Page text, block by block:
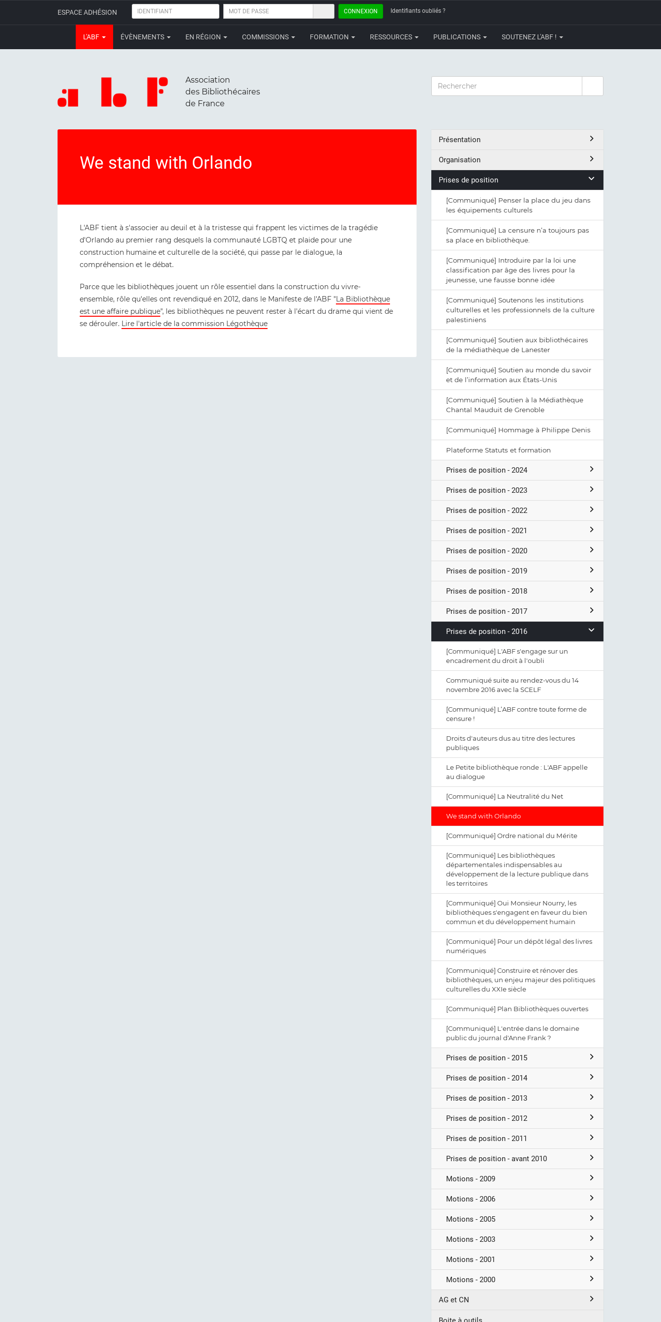
ESPACE ADHÉSION IDENTIFIANT
MOT
PASSE
CONNEXION Identifiants oubliés ?
L'ABF ÉVÈNEMENTS EN RÉGION COMMISSIONS FORMATION RESSOURCES PUBLICATIONS SOUTENEZ L'ABF !
Association
des Bibliothécaires
de France
RECHERCHER
We stand with Orlando
L'ABF tient à s'associer au deuil et à la tristesse qui frappent les victimes de la tragédie
d'Orlando au premier rang desquels la communauté LGBTQ et plaide pour une
construction humaine et culturelle de la société, qui passe par le dialogue, la
compréhension et le débat.
Parce que les bibliothèques jouent un rôle essentiel dans la construction du vivre-
ensemble, rôle qu'elles ont revendiqué en 2012, dans le Manifeste de l'ABF "La Bibliothèque
est une affaire publique", les bibliothèques ne peuvent rester à l'écart du drame qui vient de
se dérouler. Lire l'article de la commission Légothèque
Présentation
Organisation
Prises de position
[Communiqué] Penser la place du jeu dans
les équipements culturels
[Communiqué] La censure n’a toujours pas
sa place en bibliothèque.
[Communiqué] Introduire par la loi une
classification par âge des livres pour la
jeunesse, une fausse bonne idée
[Communiqué] Soutenons les institutions
culturelles et les professionnels de la culture
palestiniens
[Communiqué] Soutien aux bibliothécaires
de la médiathèque de Lanester
[Communiqué] Soutien au monde du savoir
et de l’information aux États-Unis
[Communiqué] Soutien à la Médiathèque
Chantal Mauduit de Grenoble
[Communiqué] Hommage à Philippe Denis
Plateforme Statuts et formation
Prises de position - 2024
Prises de position - 2023
Prises de position - 2022
Prises de position - 2021
Prises de position - 2020
Prises de position - 2019
Prises de position - 2018
Prises de position - 2017
Prises de position - 2016
[Communiqué] L'ABF s'engage sur un
encadrement du droit à l'oubli
Communiqué suite au rendez-vous du 14
novembre 2016 avec la SCELF
[Communiqué] L’ABF contre toute forme de
censure !
Droits d'auteurs dus au titre des lectures
publiques
Le Petite bibliothèque ronde : L'ABF appelle
au dialogue
[Communiqué] La Neutralité du Net
We stand with Orlando
[Communiqué] Ordre national du Mérite
[Communiqué] Les bibliothèques
départementales indispensables au
développement de la lecture publique dans
les territoires
[Communiqué] Oui Monsieur Nourry, les
bibliothèques s'engagent en faveur du bien
commun et du développement humain
[Communiqué] Pour un dépôt légal des livres
numériques
[Communiqué] Construire et rénover des
bibliothèques, un enjeu majeur des politiques
culturelles du XXIe siècle
[Communiqué] Plan Bibliothèques ouvertes
[Communiqué] L'entrée dans le domaine
public du journal d'Anne Frank ?
Prises de position - 2015
Prises de position - 2014
Prises de position - 2013
Prises de position - 2012
Prises de position - 2011
Prises de position - avant 2010
Motions - 2009
Motions - 2006
Motions - 2005
Motions - 2003
Motions - 2001
Motions - 2000
AG et CN